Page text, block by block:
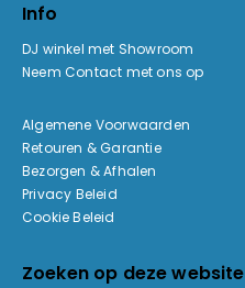
Info
DJ winkel met Showroom
Neem Contact met ons op
Algemene Voorwaarden
Retouren & Garantie
Bezorgen & Afhalen
Privacy Beleid
Cookie Beleid
Zoeken op deze website